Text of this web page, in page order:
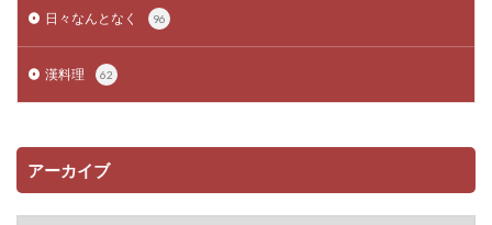
日々なんとなく 96
漢料理 62
アーカイブ